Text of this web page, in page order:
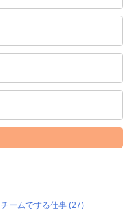
チームでする仕事 (27)